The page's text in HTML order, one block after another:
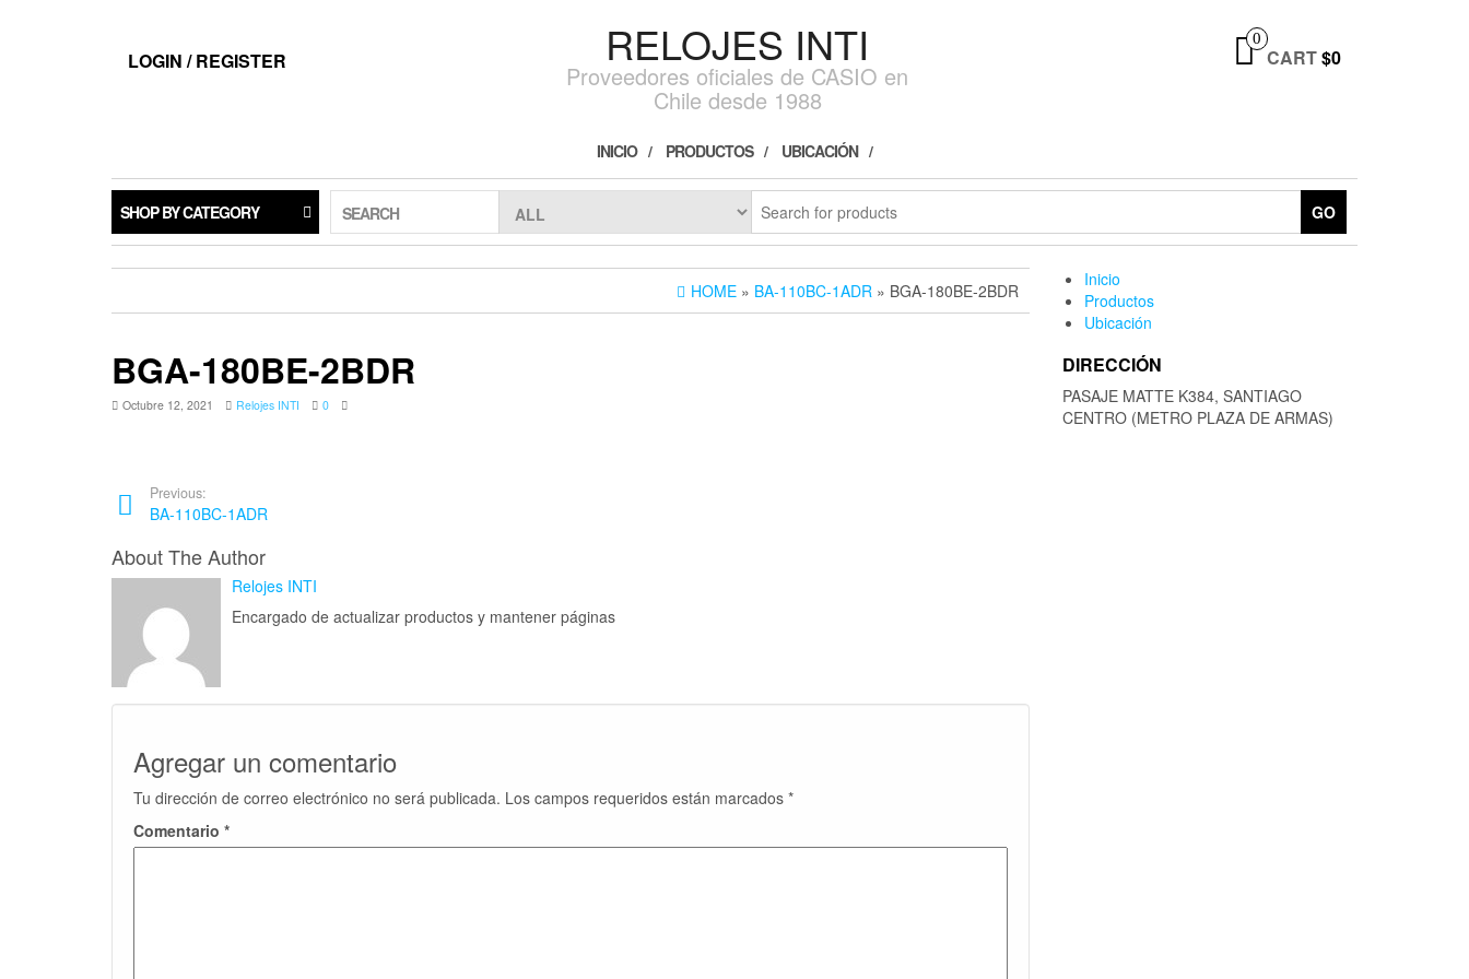
RELOJES INTI
Proveedores oficiales de CASIO en
Chile desde 1988
LOGIN / REGISTER
0
CART$0
INICIO PRODUCTOS UBICACIÓN
SHOP BY CATEGORY SEARCH GO
HOME » BA-110BC-1ADR » BGA-180BE-2BDR
BGA-180BE-2BDR
Octubre 12, 2021 Relojes INTI 0
Previous:
BA-110BC-1ADR
About The Author
Relojes INTI
Encargado de actualizar productos y mantener páginas
Agregar un comentario
Tu dirección de correo electrónico no será publicada. Los campos requeridos están marcados *
Comentario *
Inicio
Productos
Ubicación
DIRECCIÓN
PASAJE MATTE K384, SANTIAGO
CENTRO (METRO PLAZA DE ARMAS)